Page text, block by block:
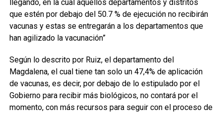
llegando, en la cual aquellos departamentos y distritos
que estén por debajo del 50.7 % de ejecución no recibirán
vacunas y estas se entregarán a los departamentos que
han agilizado la vacunación”
Según lo descrito por Ruiz, el departamento del
Magdalena, el cual tiene tan solo un 47,4% de aplicación
de vacunas, es decir, por debajo de lo estipulado por el
Gobierno para recibir más biológicos, no contará por el
momento, con más recursos para seguir con el proceso de